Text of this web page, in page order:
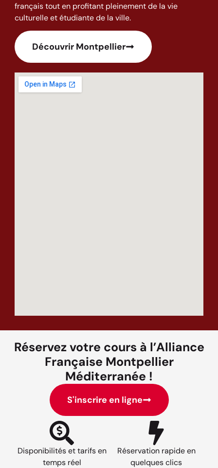
français tout en profitant pleinement de la vie
culturelle et étudiante de la ville.
Découvrir Montpellier
Réservez votre cours à l’Alliance
Française Montpellier
Méditerranée !
S'inscrire en ligne
Disponibilités et tarifs en
temps réel
Réservation rapide en
quelques clics